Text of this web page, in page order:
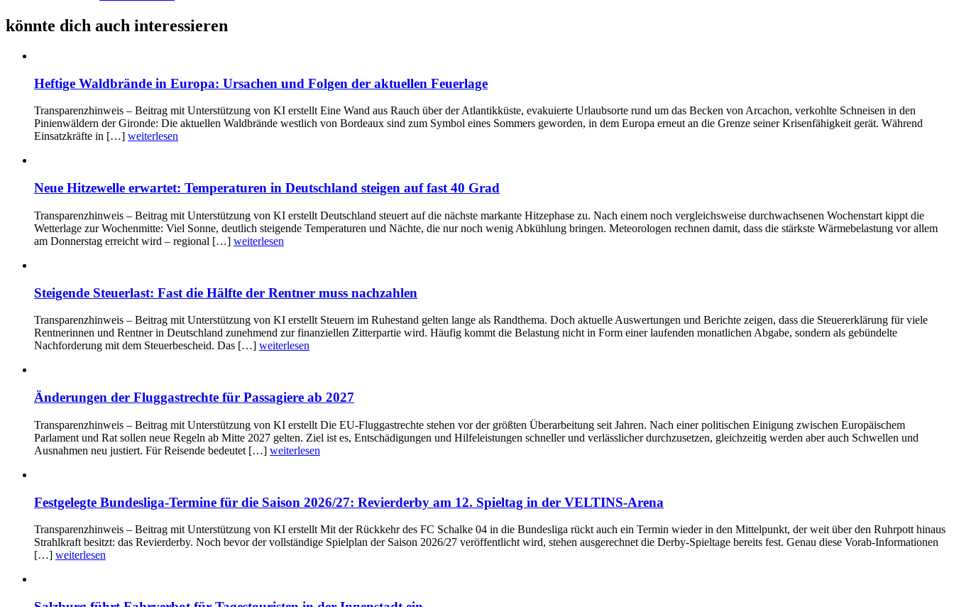
könnte dich auch interessieren
Heftige Waldbrände in Europa: Ursachen und Folgen der aktuellen Feuerlage
Transparenzhinweis – Beitrag mit Unterstützung von KI erstellt Eine Wand aus Rauch über der Atlantikküste, evakuierte Urlaubsorte rund um das Becken von Arcachon, verkohlte Schneisen in den
Pinienwäldern der Gironde: Die aktuellen Waldbrände westlich von Bordeaux sind zum Symbol eines Sommers geworden, in dem Europa erneut an die Grenze seiner Krisenfähigkeit gerät. Während
Einsatzkräfte in […] weiterlesen
Neue Hitzewelle erwartet: Temperaturen in Deutschland steigen auf fast 40 Grad
Transparenzhinweis – Beitrag mit Unterstützung von KI erstellt Deutschland steuert auf die nächste markante Hitzephase zu. Nach einem noch vergleichsweise durchwachsenen Wochenstart kippt die
Wetterlage zur Wochenmitte: Viel Sonne, deutlich steigende Temperaturen und Nächte, die nur noch wenig Abkühlung bringen. Meteorologen rechnen damit, dass die stärkste Wärmebelastung vor allem
am Donnerstag erreicht wird – regional […] weiterlesen
Steigende Steuerlast: Fast die Hälfte der Rentner muss nachzahlen
Transparenzhinweis – Beitrag mit Unterstützung von KI erstellt Steuern im Ruhestand gelten lange als Randthema. Doch aktuelle Auswertungen und Berichte zeigen, dass die Steuererklärung für viele
Rentnerinnen und Rentner in Deutschland zunehmend zur finanziellen Zitterpartie wird. Häufig kommt die Belastung nicht in Form einer laufenden monatlichen Abgabe, sondern als gebündelte
Nachforderung mit dem Steuerbescheid. Das […] weiterlesen
Änderungen der Fluggastrechte für Passagiere ab 2027
Transparenzhinweis – Beitrag mit Unterstützung von KI erstellt Die EU-Fluggastrechte stehen vor der größten Überarbeitung seit Jahren. Nach einer politischen Einigung zwischen Europäischem
Parlament und Rat sollen neue Regeln ab Mitte 2027 gelten. Ziel ist es, Entschädigungen und Hilfeleistungen schneller und verlässlicher durchzusetzen, gleichzeitig werden aber auch Schwellen und
Ausnahmen neu justiert. Für Reisende bedeutet […] weiterlesen
Festgelegte Bundesliga-Termine für die Saison 2026/27: Revierderby am 12. Spieltag in der VELTINS-Arena
Transparenzhinweis – Beitrag mit Unterstützung von KI erstellt Mit der Rückkehr des FC Schalke 04 in die Bundesliga rückt auch ein Termin wieder in den Mittelpunkt, der weit über den Ruhrpott hinaus
Strahlkraft besitzt: das Revierderby. Noch bevor der vollständige Spielplan der Saison 2026/27 veröffentlicht wird, stehen ausgerechnet die Derby-Spieltage bereits fest. Genau diese Vorab-Informationen
[…] weiterlesen